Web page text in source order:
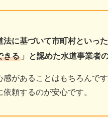
法に基づいて市町村といっ
きる 」と認めた水道事業者
があることはもちろんで
頼するのが安心です。